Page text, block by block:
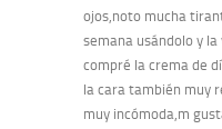
ojos,noto mucha
semana usándolo y
compré la crema de
la cara también muy
muy incómoda,m